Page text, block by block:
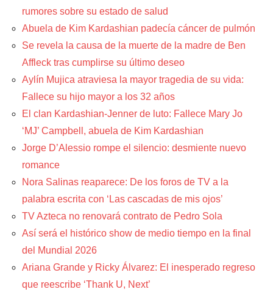
rumores sobre su estado de salud
Abuela de Kim Kardashian padecía cáncer de pulmón
Se revela la causa de la muerte de la madre de Ben
Affleck tras cumplirse su último deseo
Aylín Mujica atraviesa la mayor tragedia de su vida:
Fallece su hijo mayor a los 32 años
El clan Kardashian-Jenner de luto: Fallece Mary Jo
‘MJ’ Campbell, abuela de Kim Kardashian
Jorge D’Alessio rompe el silencio: desmiente nuevo
romance
Nora Salinas reaparece: De los foros de TV a la
palabra escrita con ‘Las cascadas de mis ojos’
TV Azteca no renovará contrato de Pedro Sola
Así será el histórico show de medio tiempo en la final
del Mundial 2026
Ariana Grande y Ricky Álvarez: El inesperado regreso
que reescribe ‘Thank U, Next’